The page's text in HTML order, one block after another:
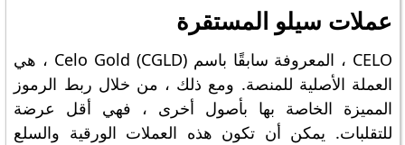
عملات سيلو المستقرة
CELO ، المعروفة سابقًا باسم Celo Gold (CGLD) ، هي
العملة الأصلية للمنصة. ومع ذلك ، من خلال ربط الرموز
المميزة الخاصة بها بأصول أخرى ، فهي أقل عرضة
للتقلبات. يمكن أن تكون هذه العملات الورقية والسلع